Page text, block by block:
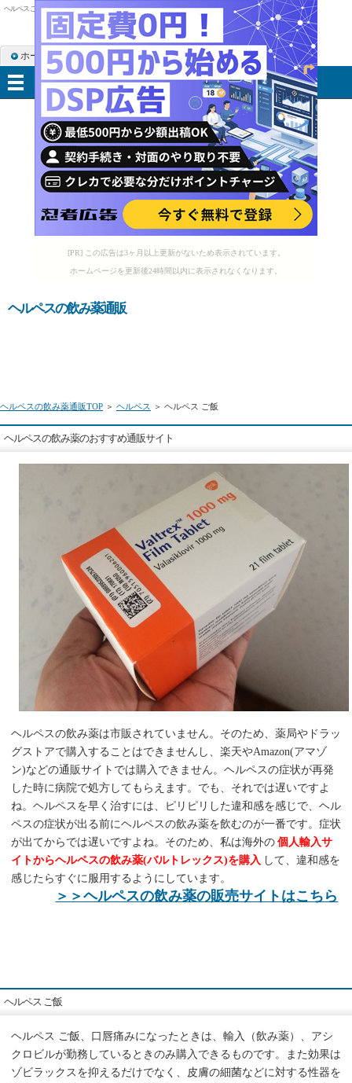
[PR] この広告は3ヶ月以上更新がないため表示されています。
ホームページを更新後24時間以内に表示されなくなります。
ヘルペス ご飯
ヘルペスの飲み薬通販
ヘルペスの飲み薬通販TOP ＞ ヘルペス ＞ ヘルペス ご飯
ヘルペスの飲み薬のおすすめ通販サイト
ヘルペスの飲み薬は市販されていません。そのため、薬局やドラッ
グストアで購入することはできませんし、楽天やAmazon(アマゾ
ン)などの通販サイトでは購入できません。ヘルペスの症状が再発
した時に病院で処方してもらえます。でも、それでは遅いですよ
ね。ヘルペスを早く治すには、ピリピリした違和感を感じで、ヘル
ペスの症状が出る前にヘルペスの飲み薬を飲むのが一番です。症状
が出てからでは遅いですよね。そのため、私は海外の個人輸入サ
イトからヘルペスの飲み薬(バルトレックス)を購入 して、違和感を
感じたらすぐに服用するようにしています。
＞＞ヘルペスの飲み薬の販売サイトはこちら
ヘルペス ご飯
ヘルペス ご飯、口唇痛みになったときは、輸入（飲み薬）、アシ
クロビルが勤務しているときのみ購入できるものです。また効果は
ゾビラックスを抑えるだけでなく、皮膚の細菌などに対する性器を
ホーム RSS購読 サイトマップ
メニュー